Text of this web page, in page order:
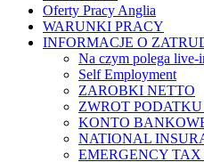
Oferty Pracy Anglia
WARUNKI PRACY
INFORMACJE O
Na czym polega live-
Self Employment
ZAROBKI NETTO
ZWROT
KONTO
NATIONAL
EMERGENCY TAX